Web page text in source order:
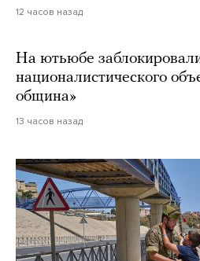
12 часов назад
На ютьюбе
националистического
община»
13 часов назад